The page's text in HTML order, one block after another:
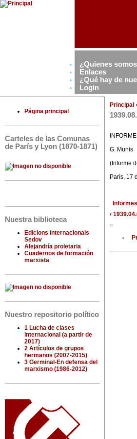
¿Quienes
Enlaces
¿Qué hay de
Login
Página principal
Carteles de las Comunas
de París y Lyon (1870-1871)
Nuestra biblioteca
Edicions internacionals
Sedov
Alejandría proletaria
Cuadernos de formación
marxista
Nuestro repositorio político
1 Lucha de clases
internacional (a partir de
2017)
2 Artículos de grupos
hermanos (2007-2015)
3 Germinal-En defensa del
marxismo (1986-2012)
Principal
G. Munis
(Informe
París, 17
‹
»